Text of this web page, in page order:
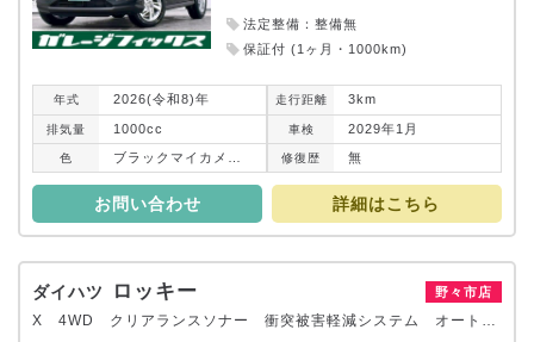
法定整備：整備無
保証付 (1ヶ月・1000km)
年式 2026(令和8)年 走行距離 3km
排気量 1000cc 車検 2029年1月
色 修復 歴 無
お問い合わせ 詳細はこちら
ダイハツ ロッキー 野々市店
X 4WD クリアランスソナー 衝突被害軽減システム オートライト LEDヘッドランプ アルミホイール スマートキー アイドリングストップ 電動格納ミラー シートヒーター CVT 盗難防止システム